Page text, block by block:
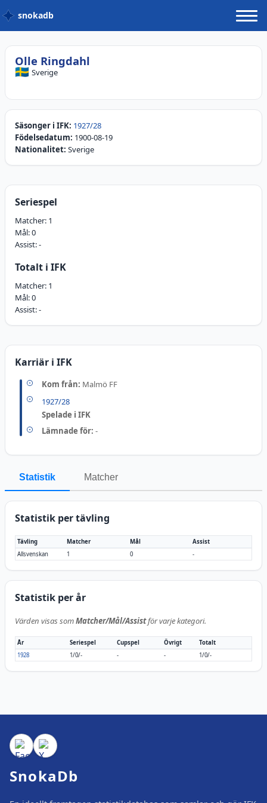
snokadb
Olle Ringdahl
🇸🇪 Sverige
Säsonger i IFK: 1927/28
Födelsedatum: 1900-08-19
Nationalitet: Sverige
Seriespel
Matcher: 1
Mål:0
Assist:-
Totalt i IFK
Matcher: 1
Mål:0
Assist:-
Karriär i IFK
Kom från: Malmö FF
1927/28
Spelade i IFK
Lämnade för: -
Statistik Matcher
Statistik per tävling
Tävling Matcher Mål
Assist
Allsvenskan
1 0 -
Statistik per år
Värden visas somMatcher/Mål/Assistför varje kategori.
År Seriespel Cupspel Övrigt
Totalt
1928
1/0/- - - 1/0/-
SnokaDb